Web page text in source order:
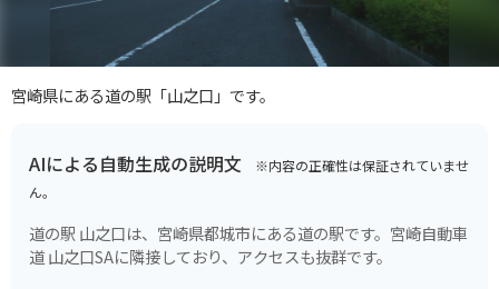
宮崎県にある道の駅「山之口」です。
AIによる自動生成の説明文 ※内容の正確性は保証されていませ
ん。
道の駅 山之口は、宮崎県都城市にある道の駅です。宮崎自動車
道 山之口SAに隣接しており、アクセスも抜群です。